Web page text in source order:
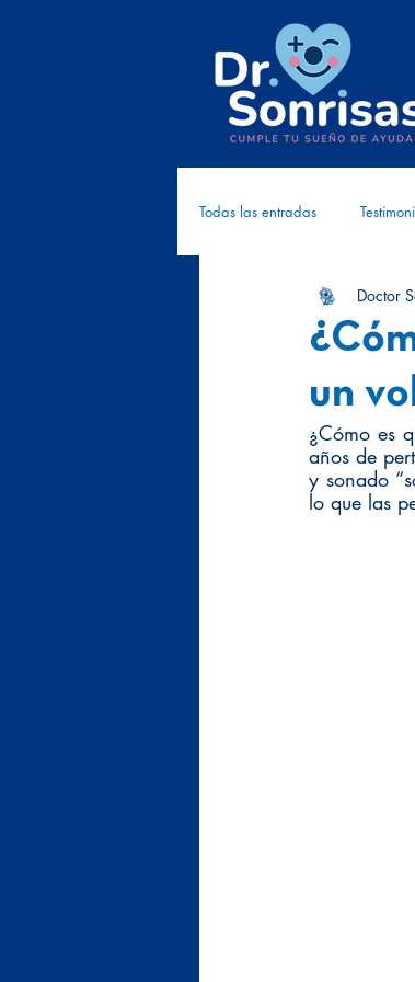
Todas las entradas
un
Doctor
¿Cómo es
años de
y sonado
lo que las